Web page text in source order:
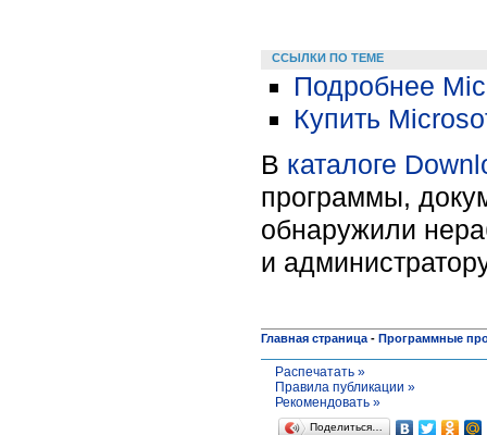
ССЫЛКИ ПО ТЕМЕ
Подробнее
Купить
В каталоге
программы,
обнаружили
и
Главная страница - Программные
Распечатать »
Правила публикации »
Рекомендовать »
Поделиться…